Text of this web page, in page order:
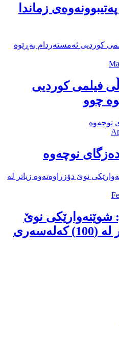
زماندا
فیلمی کوردیی
چوو
نوچەوە
شوێنەوارێكی نوێ
دۆزراوەتەوە زیاتر لە (100) كەلەسەری